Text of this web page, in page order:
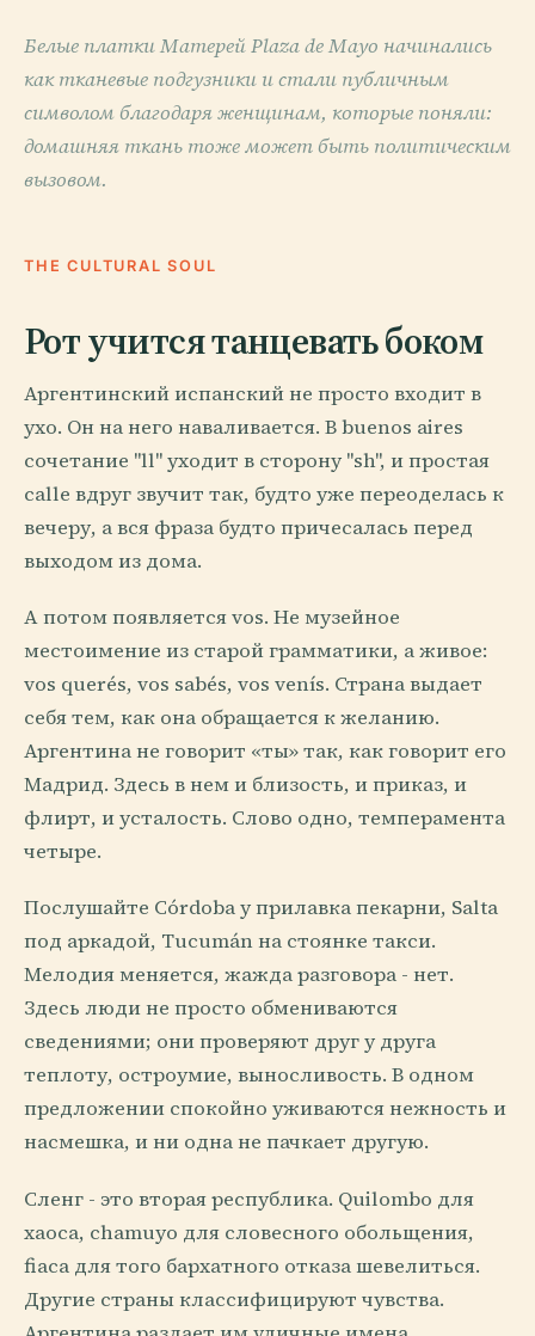
Белые платки Матерей Plaza de Mayo начинались
как тканевые подгузники и стали публичным
символом благодаря женщинам, которые поняли:
домашняя ткань тоже может быть политическим
вызовом.
THE CULTURAL SOUL
Рот учится танцевать боком
Аргентинский испанский не просто входит в
ухо. Он на него наваливается. В buenos aires
сочетание "ll" уходит в сторону "sh", и простая
calle вдруг звучит так, будто уже переоделась к
вечеру, а вся фраза будто причесалась перед
выходом из дома.
А потом появляется vos. Не музейное
местоимение из старой грамматики, а живое:
vos querés, vos sabés, vos venís. Страна выдает
себя тем, как она обращается к желанию.
Аргентина не говорит «ты» так, как говорит его
Мадрид. Здесь в нем и близость, и приказ, и
флирт, и усталость. Слово одно, темперамента
четыре.
Послушайте Córdoba у прилавка пекарни, Salta
под аркадой, Tucumán на стоянке такси.
Мелодия меняется, жажда разговора - нет.
Здесь люди не просто обмениваются
сведениями; они проверяют друг у друга
теплоту, остроумие, выносливость. В одном
предложении спокойно уживаются нежность и
насмешка, и ни одна не пачкает другую.
Сленг - это вторая республика. Quilombo для
хаоса, chamuyo для словесного обольщения,
fiaca для того бархатного отказа шевелиться.
Другие страны классифицируют чувства.